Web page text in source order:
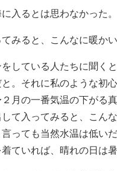
入るとは思わなかった。
みると、こんなに暖かい
している人たちに聞く
。それに私のような初
月の一番気温の下がる
て入ってみると、こん
っても当然水温は低い
ていれば、晴れの日は